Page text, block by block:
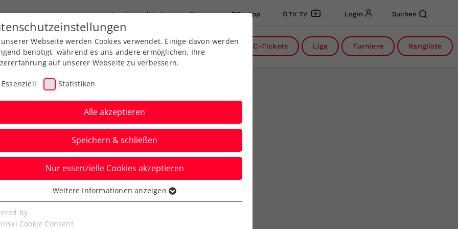
Landesverbände News ÖTV App ÖTV TV Login Suchen
Ausbildung Services Über uns DC-Tickets Liga Turniere Rangliste
noch einfacher: Das
App
Webseite werden Cookies verwendet. Einige davon werden
benötigt, während es uns andere ermöglichen, Ihre
auf unserer Webseite zu verbessern.
Essenziell Statistiken
Alle akzeptieren
Speichern & schließen
Nur essenzielle Cookies akzeptieren
Cookies werden für grundlegende Funktionen der
benötigt. Dadurch ist gewährleistet, dass die Webseite
Weitere Informationen anzeigen
by
Cookie Consent